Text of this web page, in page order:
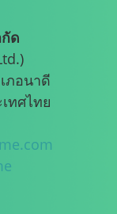
ด
ภอนาดี
ทศไทย